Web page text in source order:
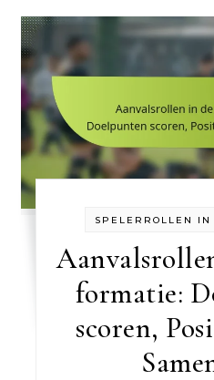
SPELERROLLEN
formatie:
scoren,